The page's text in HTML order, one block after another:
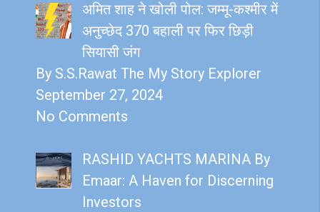
अमित शाह ने खोली पोल: जम्मू-कश्मीर में
अनुच्छेद 370 बहाली पर फिर छिड़ी
सियासी जंग
By S.S.Rawat The My Story Explorer
September 27, 2024
No Comments
RASHID YACHTS MARINA By
Emaar: A Haven for Discerning
Investors